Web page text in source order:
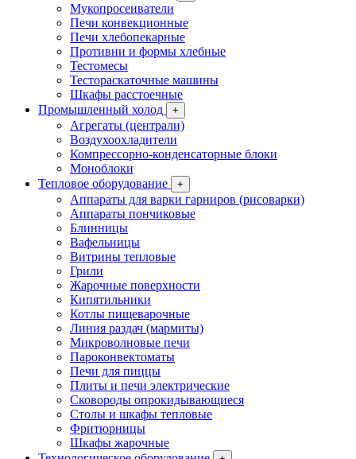
Мукопросеиватели
Печи конвекционные
Печи хлебопекарные
Противни и формы хлебные
Тестомесы
Тестораскаточные машины
Шкафы расстоечные
Промышленный холод
+
Агрегаты (централи)
Воздухоохладители
Компрессорно-конденсаторные блоки
Моноблоки
Тепловое оборудование
+
Аппараты для варки гарниров (рисоварки)
Аппараты пончиковые
Блинницы
Вафельницы
Витрины тепловые
Грили
Жарочные поверхности
Кипятильники
Котлы пищеварочные
Линия раздач (мармиты)
Микроволновые печи
Пароконвектоматы
Печи для пиццы
Плиты и печи электрические
Сковороды опрокидывающиеся
Столы и шкафы тепловые
Фритюрницы
Шкафы жарочные